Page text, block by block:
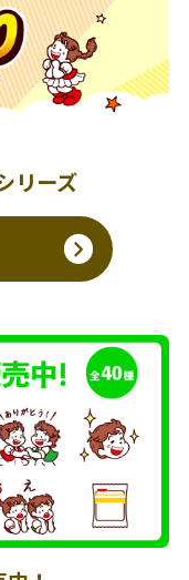
リーズ